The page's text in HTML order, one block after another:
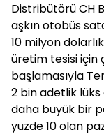
Distribütörü CH
aşkın otobüs
10 milyon
üretim tesisi için
başlamasıyla
2 bin adetlik
daha büyük bir
yüzde 10 olan